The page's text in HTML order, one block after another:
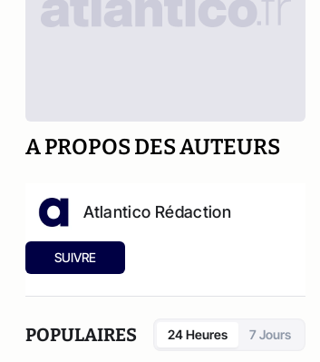
A PROPOS DES AUTEURS
Atlantico Rédaction
SUIVRE
POPULAIRES 24 Heures 7 Jours